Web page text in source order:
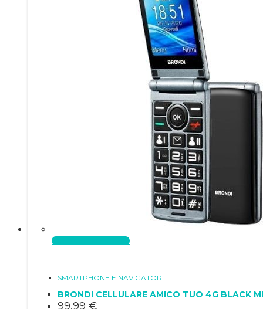
Aggiungi al carrello
SMARTPHONE E NAVIGATORI
BRONDI CELLULARE AMICO TUO 4G BLACK
99,99 €